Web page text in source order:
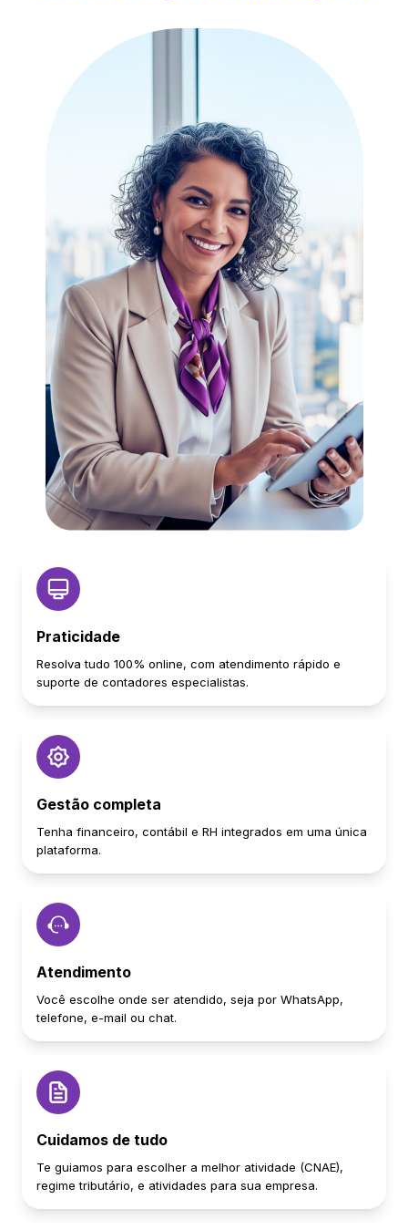
Praticidade
Resolva tudo 100% online, com atendimento rápido e
suporte de contadores especialistas.
Gestão completa
Tenha financeiro, contábil e RH integrados em uma única
plataforma.
Atendimento
Você escolhe onde ser atendido, seja por WhatsApp,
telefone, e-mail ou chat.
Cuidamos de tudo
Te guiamos para escolher a melhor atividade (CNAE),
regime tributário, e atividades para sua empresa.